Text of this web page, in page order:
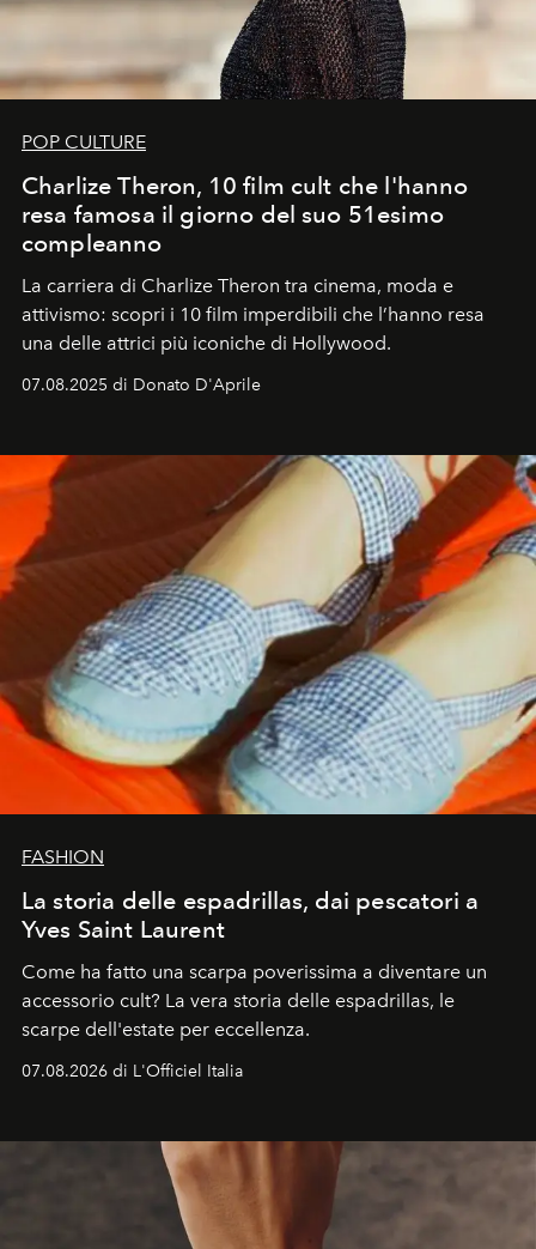
POP CULTURE
Charlize Theron, 10 film cult che l'hanno
resa famosa il giorno del suo 51esimo
compleanno
La carriera di Charlize Theron tra cinema, moda e
attivismo: scopri i 10 film imperdibili che l’hanno resa
una delle attrici più iconiche di Hollywood.
07.08.2025 di Donato D'Aprile
FASHION
La storia delle espadrillas, dai pescatori a
Yves Saint Laurent
Come ha fatto una scarpa poverissima a diventare un
accessorio cult? La vera storia delle espadrillas, le
scarpe dell'estate per eccellenza.
07.08.2026 di L'Officiel Italia